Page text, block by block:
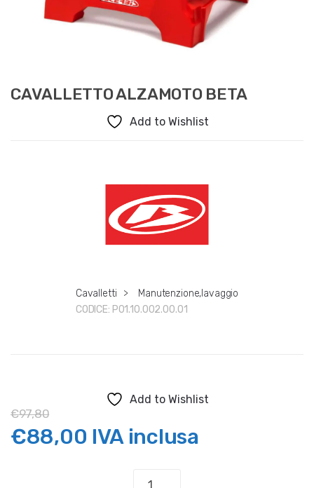
CAVALLETTO ALZAMOTO BETA
Add to Wishlist
Cavalletti >
Manutenzione,lavaggio
CODICE: P01.10.002.00.01
Add to Wishlist
€97,80
Il
€88,00 IlIVA inclusa
CAVALLETTO